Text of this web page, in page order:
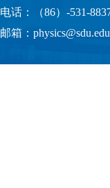
电话：（86）-531-
邮箱：